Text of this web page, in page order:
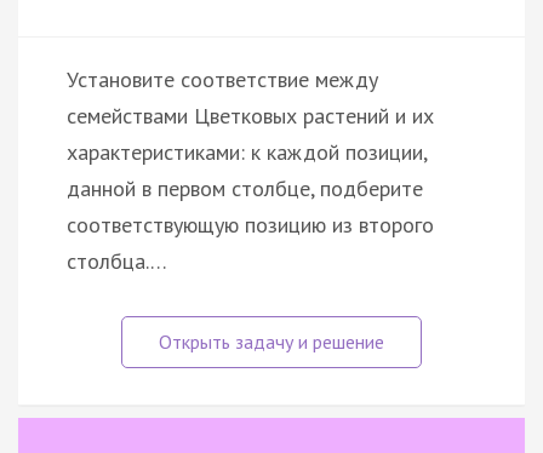
Установите соответствие между
семействами Цветковых растений и их
характеристиками: к каждой позиции,
данной в первом столбце, подберите
соответствующую позицию из второго
столбца.…